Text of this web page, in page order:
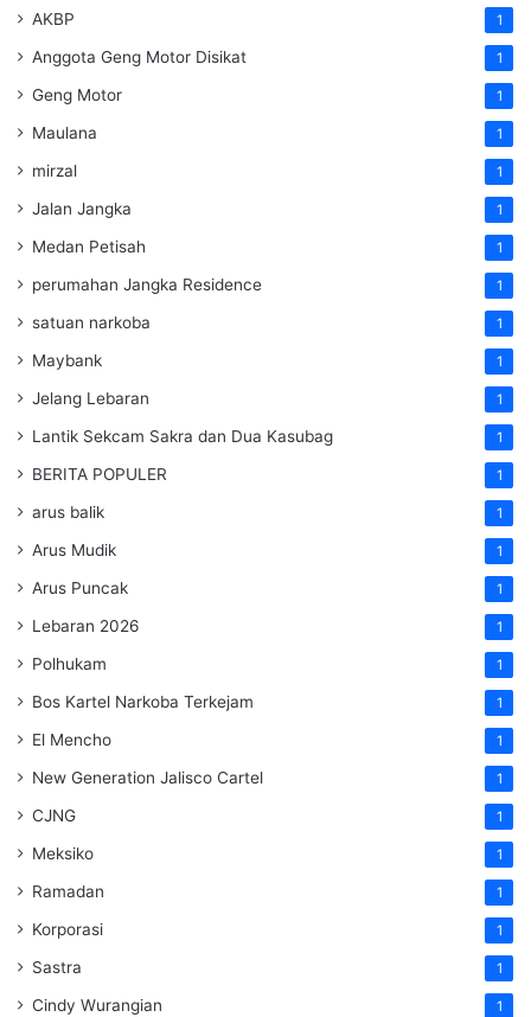
AKBP 1
Anggota Geng Motor Disikat 1
Geng Motor 1
Maulana 1
mirzal 1
Jalan Jangka 1
Medan Petisah 1
perumahan Jangka Residence 1
satuan narkoba 1
Maybank 1
Jelang Lebaran 1
Lantik Sekcam Sakra dan Dua Kasubag 1
BERITA POPULER 1
arus balik 1
Arus Mudik 1
Arus Puncak 1
Lebaran 2026 1
Polhukam 1
Bos Kartel Narkoba Terkejam 1
El Mencho 1
New Generation Jalisco Cartel 1
CJNG 1
Meksiko 1
Ramadan 1
Korporasi 1
Sastra 1
Cindy Wurangian 1